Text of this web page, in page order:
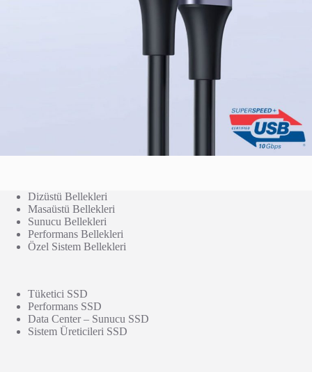
Dizüstü Bellekleri
Masaüstü Bellekleri
Sunucu Bellekleri
Performans Bellekleri
Özel Sistem Bellekleri
Tüketici SSD
Performans SSD
Data Center – Sunucu SSD
Sistem Üreticileri SSD